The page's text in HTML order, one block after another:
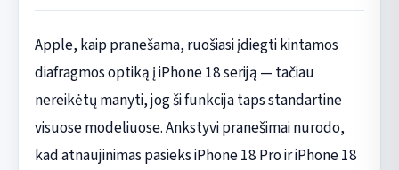
Apple, kaip pranešama, ruošiasi įdiegti kintamos
diafragmos optiką į iPhone 18 seriją — tačiau
nereikėtų manyti, jog ši funkcija taps standartine
visuose modeliuose. Ankstyvi pranešimai nurodo,
kad atnaujinimas pasieks iPhone 18 Pro ir iPhone 18